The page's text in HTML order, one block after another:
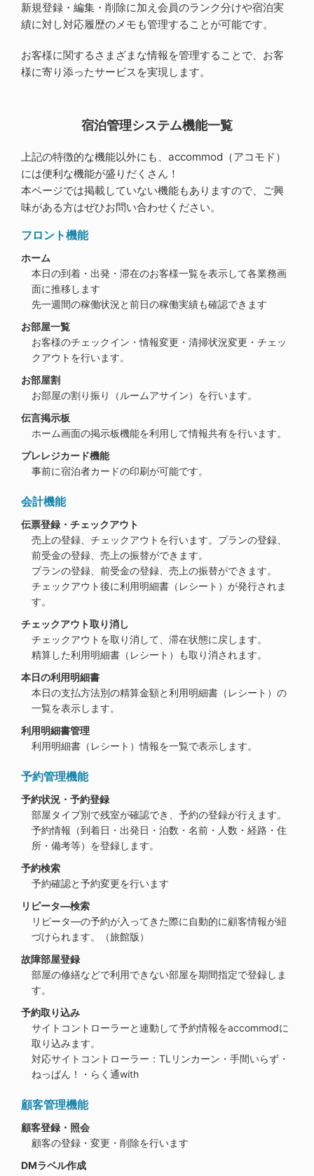
新規登録・編集・削除に加え会員のランク分けや宿泊実
績に対し対応履歴のメモも管理することが可能です。
お客様に関するさまざまな情報を管理することで、お客
様に寄り添ったサービスを実現します。
宿泊管理システム機能一覧
上記の特徴的な機能以外にも、accommod（アコモド）
には便利な機能が盛りだくさん！
本ページでは掲載していない機能もありますので、ご興
味がある方はぜひお問い合わせください。
フロント機能
ホーム
本日の到着・出発・滞在のお客様一覧を表示して各業務画
面に推移します
先一週間の稼働状況と前日の稼働実績も確認できます
お部屋一覧
お客様のチェックイン・情報変更・清掃状況変更・チェッ
クアウトを行います。
お部屋割
お部屋の割り振り（ルームアサイン）を行います。
伝言掲示板
ホーム画面の掲示板機能を利用して情報共有を行います。
プレレジカード機能
事前に宿泊者カードの印刷が可能です。
会計機能
伝票登録・チェックアウト
売上の登録、チェックアウトを行います。プランの登録、
前受金の登録、売上の振替ができます。
プランの登録、前受金の登録、売上の振替ができます。
チェックアウト後に利用明細書（レシート）が発行されま
す。
チェックアウト取り消し
チェックアウトを取り消して、滞在状態に戻します。
精算した利用明細書（レシート）も取り消されます。
本日の利用明細書
本日の支払方法別の精算金額と利用明細書（レシート）の
一覧を表示します。
利用明細書管理
利用明細書（レシート）情報を一覧で表示します。
予約管理機能
予約状況・予約登録
部屋タイプ別で残室が確認でき、予約の登録が行えます。
予約情報（到着日・出発日・泊数・名前・人数・経路・住
所・備考等）を登録します。
予約検索
予約確認と予約変更を行います
リピータ―検索
リピータ―の予約が入ってきた際に自動的に顧客情報が紐
づけられます。（旅館版）
故障部屋登録
部屋の修繕などで利用できない部屋を期間指定で登録しま
す。
予約取り込み
サイトコントローラーと連動して予約情報をaccommodに
取り込みます。
対応サイトコントローラー：TLリンカーン・手間いらず・
ねっぱん！・らく通with
顧客管理機能
顧客登録・照会
顧客の登録・変更・削除を行います
DMラベル作成